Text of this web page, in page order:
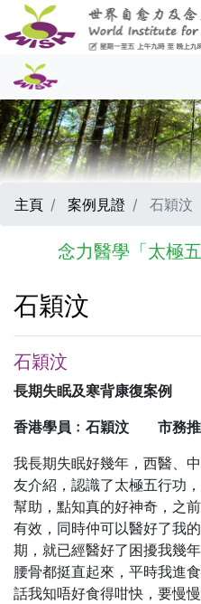
主頁 案例見證 石穎汶
念力醫學「太極
石穎汶
石穎汶
長期失眠及寒背康復案例
香港學員﹕石穎汶 市務推
我長期失眠好幾年，西醫、
友介紹，認識了太極五行功
幫助，點知真的好神奇，之
有效，同時仲可以醫好了我
期，就已經醫好了困擾我幾
腰骨都挺直起來，平時我進
話我知唔好食得咁快，要慢